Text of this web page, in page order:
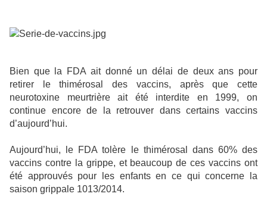
Bien que la FDA ait donné un délai de deux ans pour
retirer le thimérosal des vaccins, après que cette
neurotoxine meurtrière ait été interdite en 1999, on
continue encore de la retrouver dans certains vaccins
d’aujourd’hui.
Aujourd’hui, le FDA tolère le thimérosal dans 60% des
vaccins contre la grippe, et beaucoup de ces vaccins ont
été approuvés pour les enfants en ce qui concerne la
saison grippale 1013/2014.